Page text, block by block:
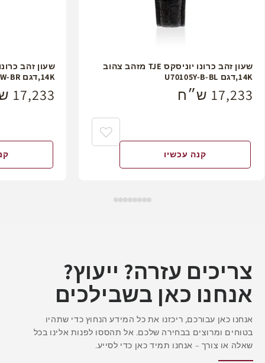
שעון זהב כרונו יוניסקס TJE מזהב צהוב
14K,דגם U70105Y-B-BL
מחיר
17,233 ש״ח
קנה עכשיו
14K,דגם U70105Y-W-BR
מחיר
17,233 ש״ח
צריכים עזרה? ייעוץ?
אנחנו כאן בשבילכים
אנחנו כאן עבורכם, ריכזנו את כל המידע הנחוץ כדי שתהיו
בטוחים ומרוצים בבחירה שלכם. אל תהססו לפנות אלינו בכל
שאלה או צורך – אנחנו תמיד כאן כדי לסייע.